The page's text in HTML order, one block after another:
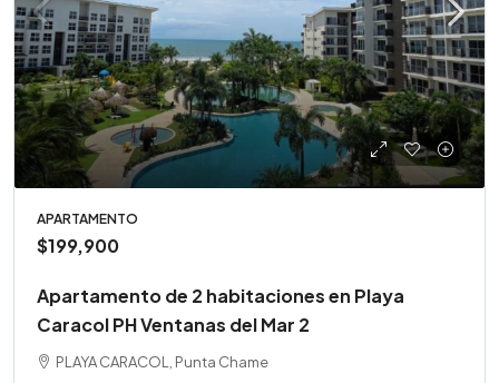
APARTAMENTO
$199,900
Apartamento de 2 habitaciones en Playa
Caracol PH Ventanas del Mar 2
PLAYA CARACOL, Punta Chame